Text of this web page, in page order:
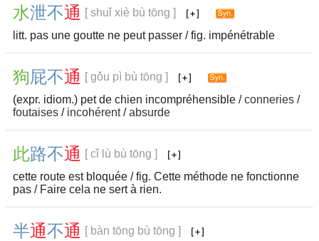
水泄不通 [ shuǐ xiè bù tōng ]
litt. pas une goutte ne peut passer / fig. impénétrable
狗屁不通 [ gǒu pì bù tōng ]
(expr. idiom.) pet de chien incompréhensible /conneries /
foutaises / incohérent/absurde
此路不通 [ cǐ lù bù tōng ]
cette route est bloquée / fig. Cette méthode ne fonctionne
pas / Faire cela ne sert à rien.
半通不通 [ bàn tōng bù tōng ]